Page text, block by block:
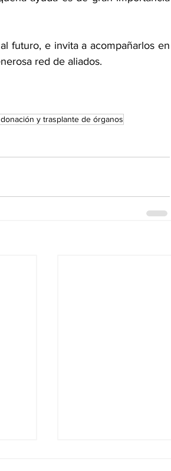
futuro, e invita a acompañarlos en
red de aliados.
y trasplante de órganos